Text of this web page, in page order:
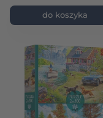
do koszyka